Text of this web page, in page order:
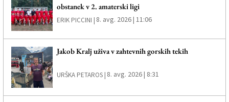
obstanek v 2. amaterski ligi
ERIK PICCINI | 8. avg. 2026 | 11:06
Jakob Kralj uživa v zahtevnih gorskih tekih
URŠKA PETAROS | 8. avg. 2026 | 8:31